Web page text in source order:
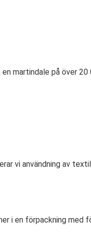
martindale på över
vi användning av
i en förpackning med